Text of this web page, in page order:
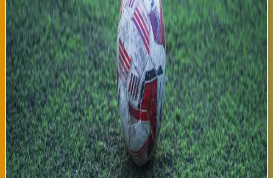
española, liderada por Irene Paredes y Mapi León, fue
prácticamente impenetrable contra los ataques alemanes,
permitiendo solo tres tiros claros a portería. El mediocampo
español, con Patri Guijarro y Aitana Bonmatí orquestando juego,
fue superior técnica y tácticamente al mediocampo alemán. La
victoria española fue completamente merecida, producto de
consistencia táctica y superioridad técnica demostrada a lo
largo del torneo. Para España, esta victoria es transformadora
en múltiples dimensiones. Históricamente, el fútbol español ha
sido asociado con éxito masculino europeo (Eurocopa 2012 en
hombres), pero el fútbol femenino español nunca había
alcanzado la cúspide del continente. Esta victoria confirma que
inversión en fútbol femenino durante pasada década, incluyendo
profesionalización de ligas nacionales y apoyo de la Federación
Española, ha resultado en construcción de selección de clase